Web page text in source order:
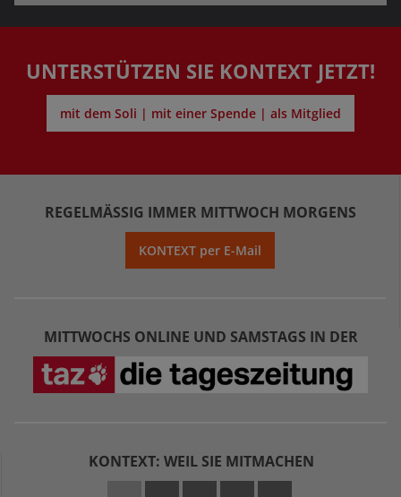
UNTERSTÜTZEN SIE KONTEXT JETZT!
mit dem Soli | mit einer Spende | als Mitglied
REGELMÄSSIG IMMER MITTWOCH MORGENS
KONTEXT per E-Mail
MITTWOCHS ONLINE UND SAMSTAGS IN DER
KONTEXT: WEIL SIE MITMACHEN